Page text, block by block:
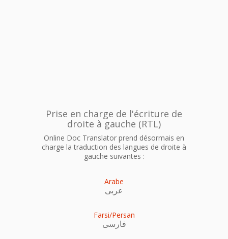
Prise en charge de l'écriture de
droite à gauche (RTL)
Online Doc Translator prend désormais en
charge la traduction des langues de droite à
gauche suivantes :
Arabe
عربى
Farsi/Persan
فارسی